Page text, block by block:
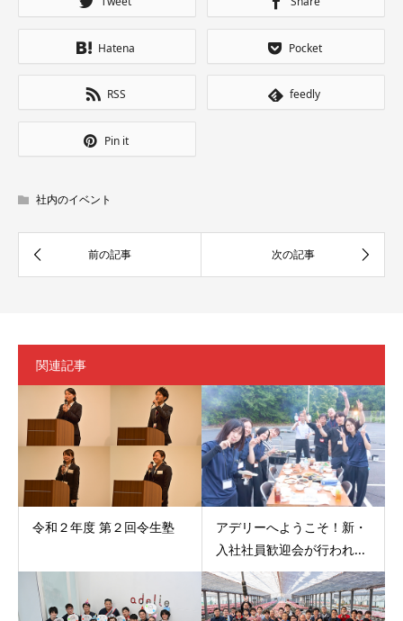
Hatena Pocket
RSS feedly
Pin it
社内のイベント
関連記事
令和２年度 第２回令生塾
アデリーへようこそ！新・
入社社員歓迎会が行われ...